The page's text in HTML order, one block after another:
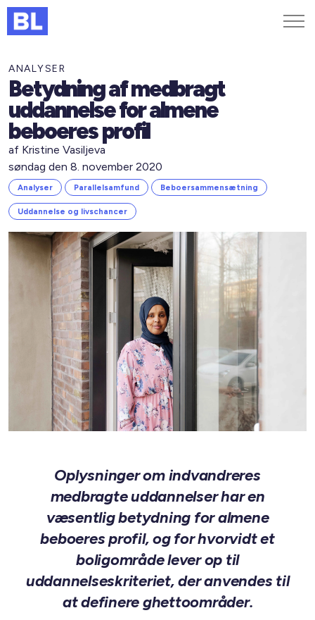
Genveje
Find medarbejder
Kurser og arrangementer
Jobportalen
MitBL
ANALYSER
Betydning af medbragt
uddannelse for almene
beboeres profil
af Kristine Vasiljeva
søndag den 8. november 2020
Analyser Parallelsamfund Beboersammensætning
Uddannelse og livschancer
Oplysninger om indvandreres
medbragte uddannelser har en
væsentlig betydning for almene
beboeres profil, og for hvorvidt et
boligområde lever op til
uddannelseskriteriet, der anvendes til
at definere ghettoområder.